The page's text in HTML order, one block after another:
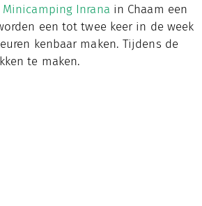
Minicamping Inrana in Chaam een
een tot twee keer in de week
kenbaar maken. Tijdens de
te maken.